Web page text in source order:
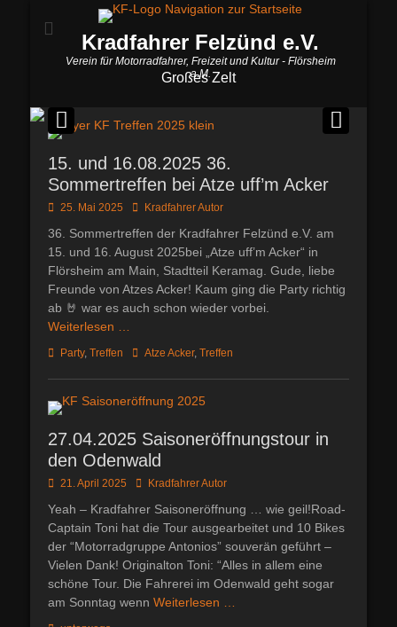
Kradfahrer Felzünd e.V.
Verein für Motorradfahrer, Freizeit und Kultur - Flörsheim
a.M.
Großes Zelt
15. und 16.08.2025 36.
Sommertreffen bei Atze uff’m Acker
Posted
25. Mai 2025 AutorKradfahrer Autor
36. Sommertreffen der Kradfahrer Felzünd e.V. am
15. und 16. August 2025bei „Atze uff’m Acker“ in
Flörsheim am Main, Stadtteil Keramag. Gude, liebe
Freunde von Atzes Acker! Kaum ging die Party richtig
ab 🤘 war es auch schon wieder vorbei.
Weiterlesen …
Kategorien
Party, Treffen Schlagworte
Atze Acker, Treffen
27.04.2025 Saisoneröffnungstour in
den Odenwald
Posted
21. April 2025 AutorKradfahrer Autor
Yeah – Kradfahrer Saisoneröffnung … wie geil!Road-
Captain Toni hat die Tour ausgearbeitet und 10 Bikes
der “Motorradgruppe Antonios” souverän geführt –
Vielen Dank! Originalton Toni: “Alles in allem eine
schöne Tour. Die Fahrerei im Odenwald geht sogar
am Sonntag wenn Weiterlesen …